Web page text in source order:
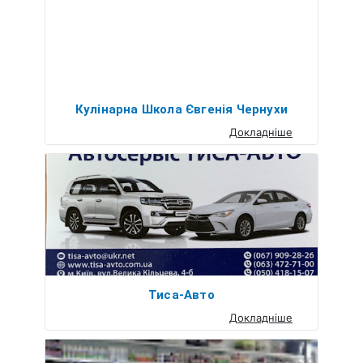
Кулінарна Школа Євгенія Чернухи
Докладніше
Тиса-Авто
Докладніше